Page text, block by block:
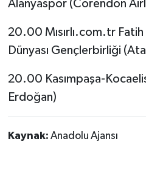
Alanyaspor (Corendon
20.00 Mısırlı.com.tr
Dünyası Gençlerbirliği
20.00 Kasımpaşa-
Erdoğan)
Kaynak: Anadolu Ajansı